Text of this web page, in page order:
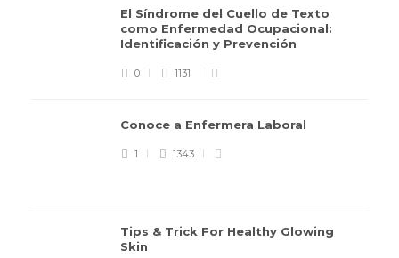
El Síndrome del Cuello de Texto
como Enfermedad Ocupacional:
Identificación y Prevención
0 1131
Conoce a Enfermera Laboral
1 1343
Tips & Trick For Healthy Glowing
Skin